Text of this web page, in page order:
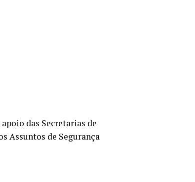
das Secretarias de
Assuntos de Segurança